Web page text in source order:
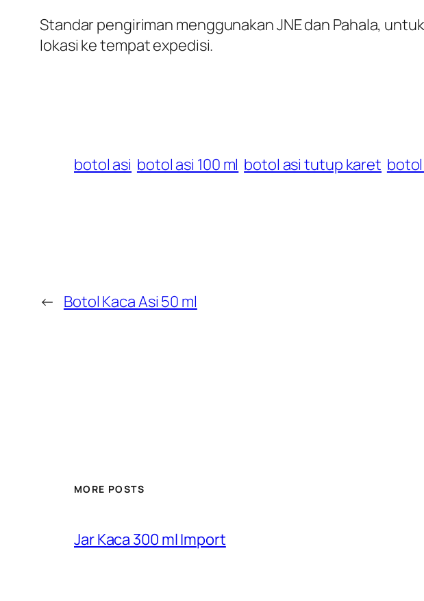
Standar pengiriman menggunakan JNE dan Pahala,
lokasi ke tempat expedisi.
botol asi botol asi 100 ml botol asi tutup karet
← Botol Kaca Asi 50 ml
MORE POSTS
Jar Kaca 300 ml Import